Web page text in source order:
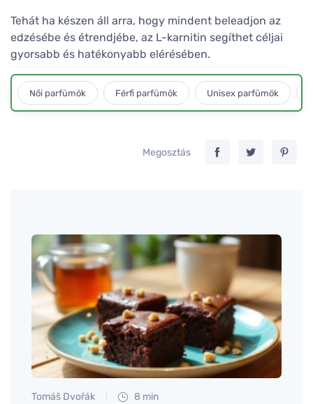
Tehát ha készen áll arra, hogy mindent beleadjon az
edzésébe és étrendjébe, az L-karnitin segíthet céljai
gyorsabb és hatékonyabb elérésében.
Női parfümök Férfi parfümök Unisex parfümök
Megosztás
Tomáš Dvořák 8 min